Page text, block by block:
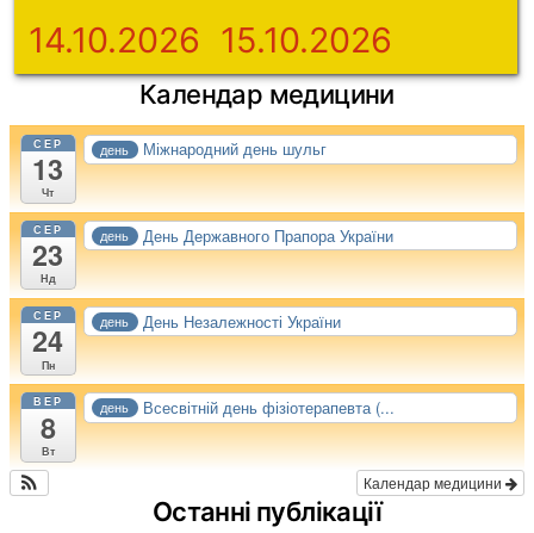
14.10.2026 15.10.2026
Календар медицини
СЕР
13
Чт
день Міжнародний день шульг
СЕР
23
Нд
день День Державного Прапора України
СЕР
24
Пн
день День Незалежності України
ВЕР
8
Вт
день Всесвітній день фізіотерапевта (...
Календар медицини
Останні публікації